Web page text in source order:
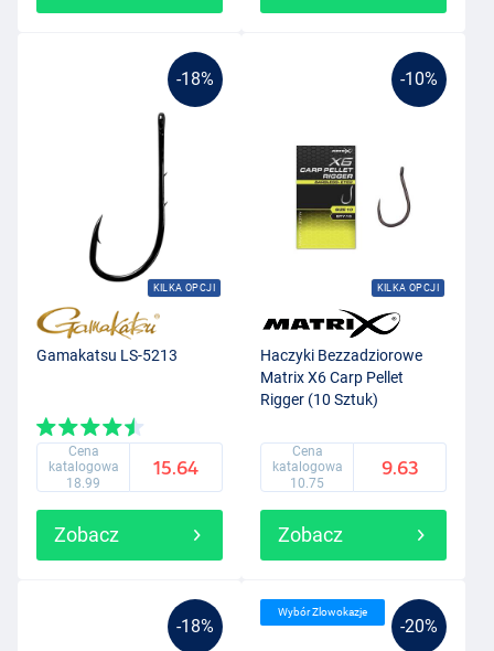
-18%
KILKA OPCJI
Gamakatsu LS-5213
Cena
katalogowa
18.99
15.64
Zobacz
-10%
KILKA OPCJI
Haczyki Bezzadziorowe
Matrix X6 Carp Pellet
Rigger (10 Sztuk)
Cena
katalogowa
10.75
9.63
Zobacz
-18% -20%
Wybór Zlowokazje